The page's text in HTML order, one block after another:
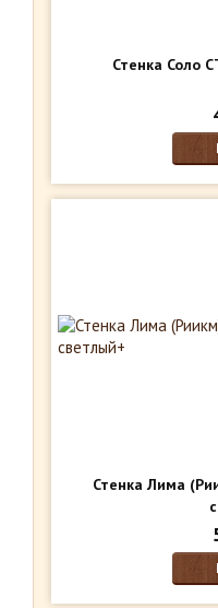
Стенка Соло
Стенка Лима